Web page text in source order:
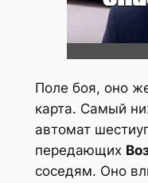
Поле боя, оно
карта. Самый
автомат
передающих
соседям. Оно